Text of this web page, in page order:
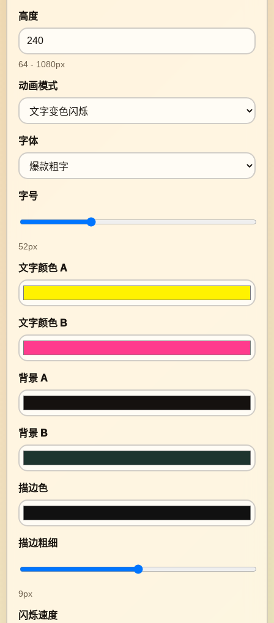
高度
64 - 1080px
动画模式
字体
字号
52px
文字颜色 A
文字颜色 B
背景 A
背景 B
描边色
描边粗细
9px
闪烁速度